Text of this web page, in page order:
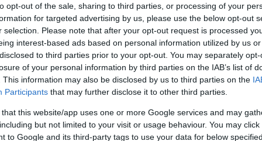
opt-out of the sale, sharing to third parties, or processing of your
for targeted advertising by us, please use the below opt-out
selection. Please note that after your opt-out request is processed
interest-based ads based on personal information utilized by us
to third parties prior to your opt-out. You may separately
of your personal information by third parties on the IAB’s list of
This information may also be disclosed by us to third parties on the
Participants that may further disclose it to other third parties.
that this website/app uses one or more Google services and may
but not limited to your visit or usage behaviour. You may
to Google and its third-party tags to use your data for below
nő után", aki pedig nem volt más, mint a nézelődő
A bevásárlóközpont alkalmazottja viszont
vágyott Kína európai nagykövetétől, és pillanatok
Egyenköpenyéből
Bordás Barbara bújt ki és
partnerével az operett-irodalom egyik